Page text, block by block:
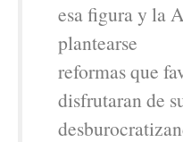
esa figura y la
plantearse
reformas que
disfrutaran de